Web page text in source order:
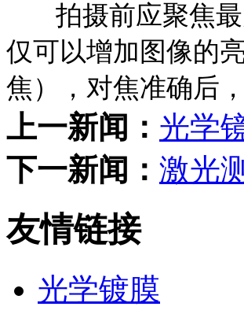
拍摄前应聚焦
仅可以增加图像的
焦），对焦准确后
上一新闻： 光学
下一新闻： 激光
友情链接
光学镀膜